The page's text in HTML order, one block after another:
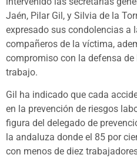
Jaén, Pilar Gil, y Silvia de la
expresado sus condolencias a
compañeros de la víctima,
compromiso con la defensa
trabajo.
Gil ha indicado que cada
en la prevención de riesgos
figura del delegado de
la andaluza donde el 85 por
con menos de diez